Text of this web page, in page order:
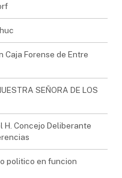
Forense de Entre
SEÑORA DE LOS
H. Concejo Deliberante
politico en funcion